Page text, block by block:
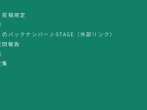
稿規定
バックナンバーJ-STAGE（外部リンク）
報告